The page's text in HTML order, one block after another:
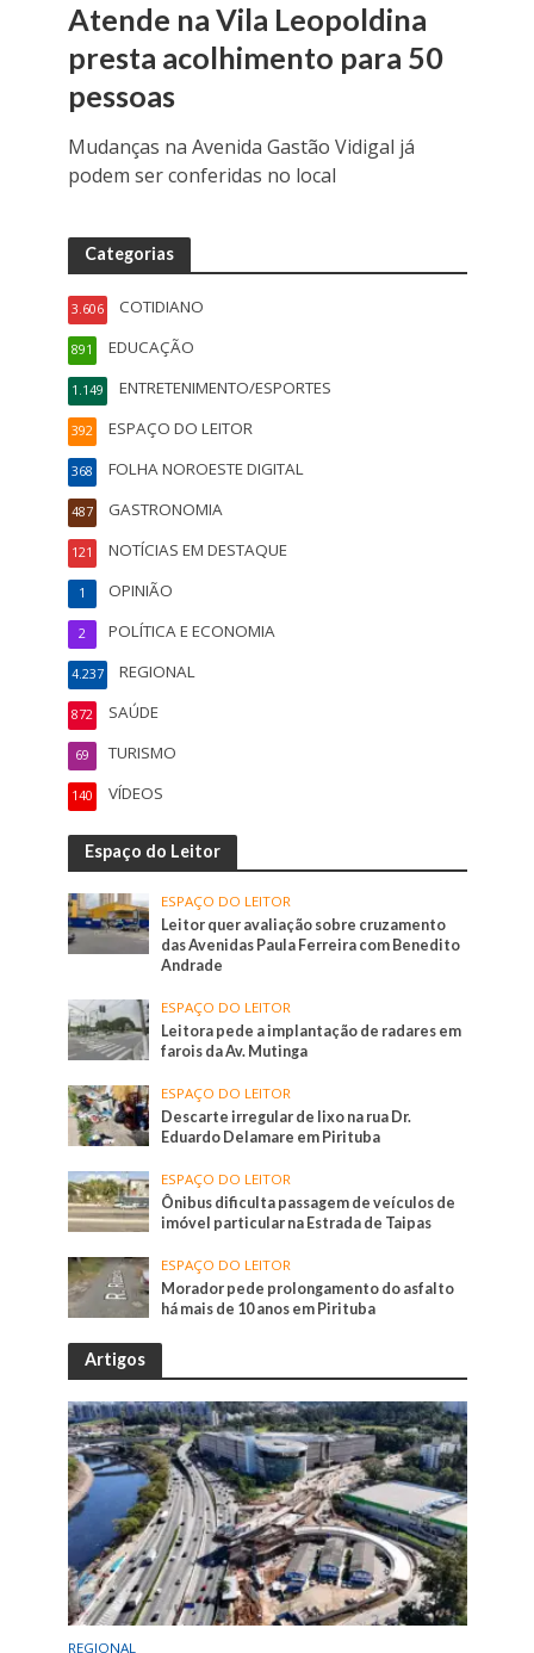
Atende na Vila Leopoldina
presta acolhimento para 50
pessoas
Mudanças na Avenida Gastão Vidigal já
podem ser conferidas no local
Categorias
COTIDIANO
3.606
EDUCAÇÃO
891
ENTRETENIMENTO/ESPORTES
1.149
ESPAÇO DO LEITOR
392
FOLHA NOROESTE DIGITAL
368
GASTRONOMIA
487
NOTÍCIAS EM DESTAQUE
121
OPINIÃO
1
POLÍTICA E ECONOMIA
2
REGIONAL
4.237
SAÚDE
872
TURISMO
69
VÍDEOS
140
Espaço do Leitor
ESPAÇO DO LEITOR
Leitor quer avaliação sobre cruzamento
das Avenidas Paula Ferreira com Benedito
Andrade
ESPAÇO DO LEITOR
Leitora pede a implantação de radares em
farois da Av. Mutinga
ESPAÇO DO LEITOR
Descarte irregular de lixo na rua Dr.
Eduardo Delamare em Pirituba
ESPAÇO DO LEITOR
Ônibus dificulta passagem de veículos de
imóvel particular na Estrada de Taipas
ESPAÇO DO LEITOR
Morador pede prolongamento do asfalto
há mais de 10 anos em Pirituba
Artigos
REGIONAL